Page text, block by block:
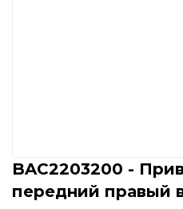
BAC2203200 -
передний правый